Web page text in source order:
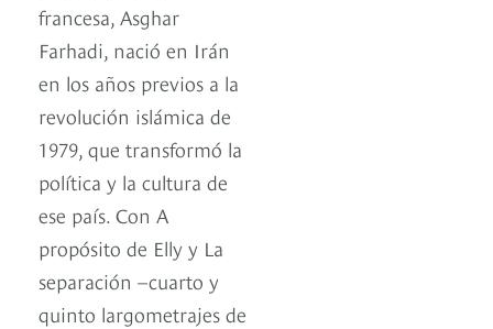
francesa, Asghar
Farhadi, nació en Irán
en los años previos a la
revolución islámica de
1979, que transformó la
política y la cultura de
ese país. Con A
propósito de Elly y La
separación –cuarto y
quinto largometrajes de